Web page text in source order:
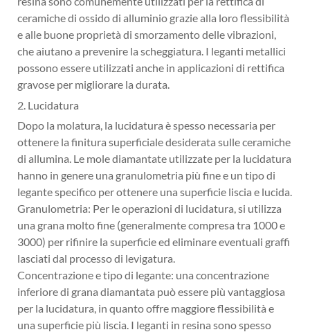
ceramiche di ossido di alluminio grazie alla loro flessibilità
e alle buone proprietà di smorzamento delle vibrazioni,
che aiutano a prevenire la scheggiatura. I leganti metallici
possono essere utilizzati anche in applicazioni di rettifica
gravose per migliorare la durata.
2. Lucidatura
Dopo la molatura, la lucidatura è spesso necessaria per
ottenere la finitura superficiale desiderata sulle ceramiche
di allumina. Le mole diamantate utilizzate per la lucidatura
hanno in genere una granulometria più fine e un tipo di
legante specifico per ottenere una superficie liscia e lucida.
Granulometria: Per le operazioni di lucidatura, si utilizza
una grana molto fine (generalmente compresa tra 1000 e
3000) per rifinire la superficie ed eliminare eventuali graffi
lasciati dal processo di levigatura.
Concentrazione e tipo di legante: una concentrazione
inferiore di grana diamantata può essere più vantaggiosa
per la lucidatura, in quanto offre maggiore flessibilità e
una superficie più liscia. I leganti in resina sono spesso